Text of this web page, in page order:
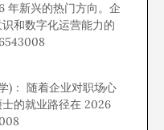
年新兴的热门方向。企
和数字化运营能力的
)： 随着企业对职场心
的就业路径在 2026